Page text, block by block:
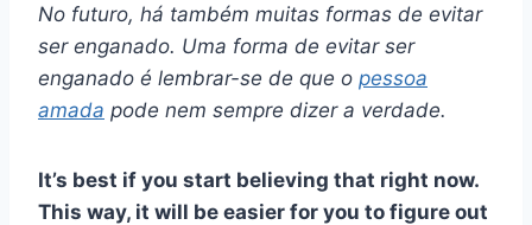
No futuro, há também muitas formas de evitar
ser enganado. Uma forma de evitar ser
enganado é lembrar-se de que o pessoa
amada pode nem sempre dizer a verdade.
It’s best if you start believing that right now.
This way, it will be easier for you to figure out